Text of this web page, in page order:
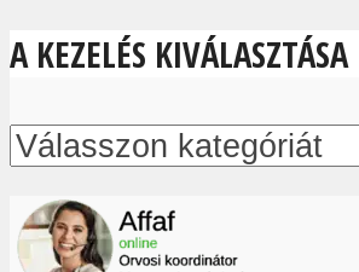
A KEZELÉS KIVÁLASZTÁSA